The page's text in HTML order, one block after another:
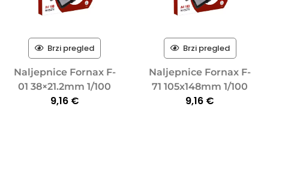
Brzi pregled
Naljepnice Fornax F-
01 38×21.2mm 1/100
9,16 €
Brzi pregled
Naljepnice Fornax F-
71 105x148mm 1/100
9,16 €